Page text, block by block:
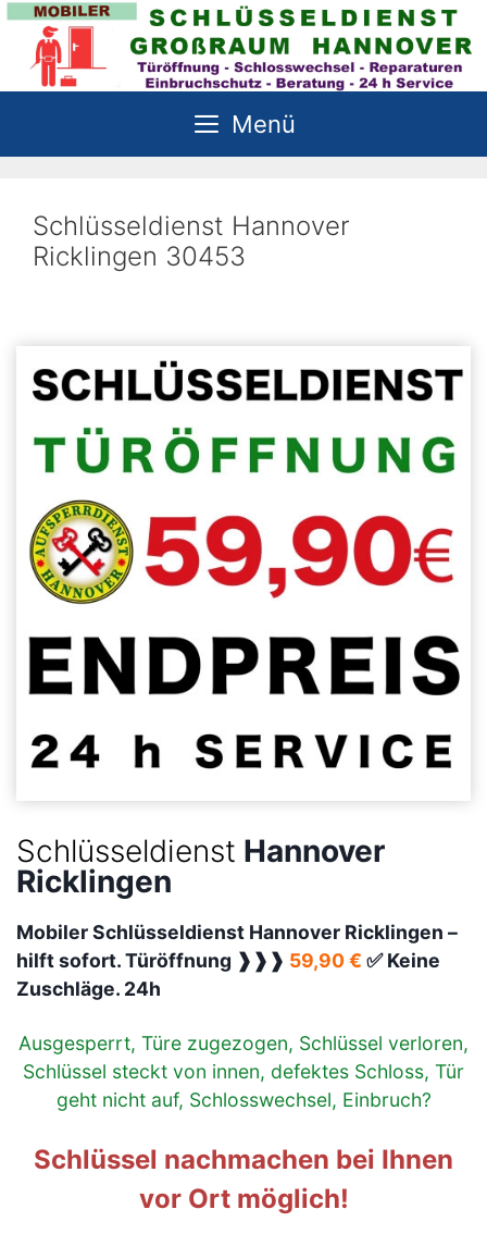
Zum
Inhalt
springen
Menü
Schlüsseldienst Hannover
Ricklingen 30453
Schlüsseldienst Hannover
Ricklingen
Mobiler Schlüsseldienst Hannover Ricklingen –
hilft sofort. Türöffnung ❱❱❱ 59,90 € ✅ Keine
Zuschläge. 24h
Ausgesperrt, Türe zugezogen, Schlüssel verloren,
Schlüssel steckt von innen, defektes Schloss, Tür
geht nicht auf, Schlosswechsel, Einbruch?
Schlüssel nachmachen bei Ihnen
vor Ort möglich!